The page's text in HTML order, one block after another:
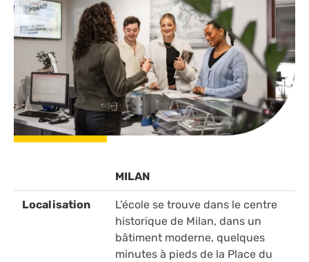
MILAN
Localisation
L’école se trouve dans le centre
historique de Milan, dans un
bâtiment moderne, quelques
minutes à pieds de la Place du